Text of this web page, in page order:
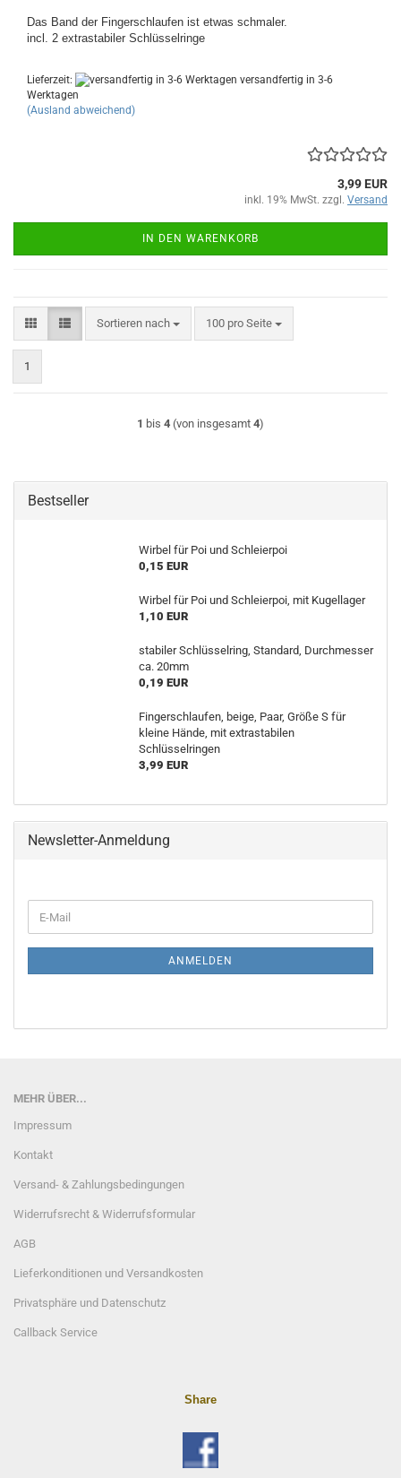
Das Band der Fingerschlaufen ist etwas schmaler.
incl. 2 extrastabiler Schlüsselringe
Lieferzeit:
versandfertig in 3-6
Werktagen
(Ausland abweichend)
3,99 EUR
inkl. 19% MwSt. zzgl. Versand
IN DEN WARENKORB
Sortieren nach
Sortieren nach 100 pro Seite
pro Seite
1
1 bis 4 (von insgesamt 4)
Bestseller
Wirbel für Poi und Schleierpoi
0,15 EUR
Wirbel für Poi und Schleierpoi, mit Kugellager
1,10 EUR
stabiler Schlüsselring, Standard, Durchmesser
ca. 20mm
0,19 EUR
Fingerschlaufen, beige, Paar, Größe S für
kleine Hände, mit extrastabilen
Schlüsselringen
3,99 EUR
Newsletter-Anmeldung
ZUR
E-
Mail
ANMELDEN
MEHR ÜBER...
Impressum
Kontakt
Versand- & Zahlungsbedingungen
Widerrufsrecht & Widerrufsformular
AGB
Lieferkonditionen und Versandkosten
Privatsphäre und Datenschutz
Callback Service
Share